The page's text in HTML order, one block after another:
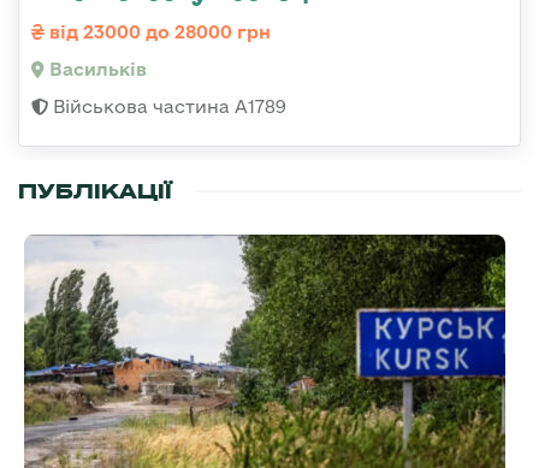
від 23000 до 28000 грн
Васильків
Військова частина А1789
ПУБЛІКАЦІЇ